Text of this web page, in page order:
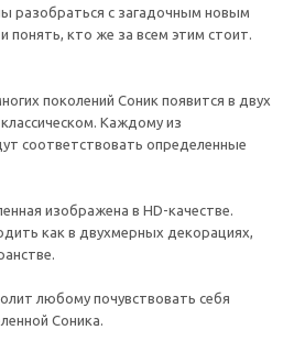
разобраться с загадочным новым
понять, кто же за всем этим стоит.
поколений Соник появится в двух
Каждому из
соответствовать определенные
изображена в HD-качестве.
как в двухмерных декорациях,
любому почувствовать себя
Соника.